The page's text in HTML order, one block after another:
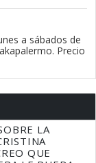
a sábados de
Precio
LA
QUE